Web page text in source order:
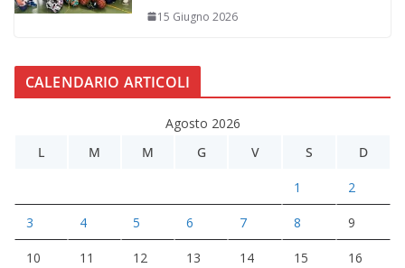
15 Giugno 2026
CALENDARIO ARTICOLI
Agosto 2026
L
M M G V S D
1 2
3 4 5 6 7 8 9
10 11 12 13 14 15 16